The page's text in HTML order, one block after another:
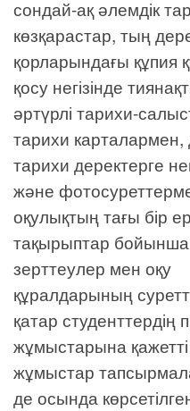
сондай-ақ әлемдік
көзқарастар, тың
қорларындағы құпия
қосу негізінде
әртүрлі тарихи-
тарихи
тарихи деректерге
және
оқулықтың тағы бір
тақырыптар
зерттеулер мен оқу
құралдарының
қатар студенттердің
жұмыстарына қажетті
жұмыстар
де осында